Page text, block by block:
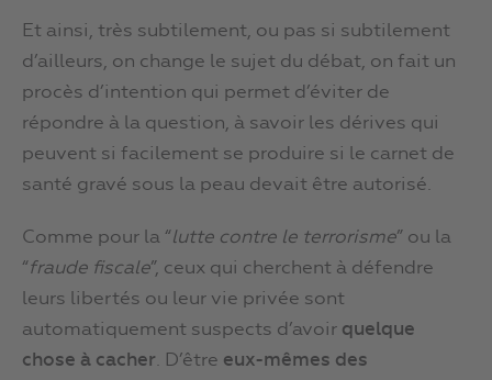
Et ainsi, très subtilement, ou pas si subtilement
d’ailleurs, on change le sujet du débat, on fait un
procès d’intention qui permet d’éviter de
répondre à la question, à savoir les dérives qui
peuvent si facilement se produire si le carnet de
santé gravé sous la peau devait être autorisé.
Comme pour la “lutte contre le terrorisme” ou la
“fraude fiscale”, ceux qui cherchent à défendre
leurs libertés ou leur vie privée sont
automatiquement suspects d’avoir quelque
chose à cacher. D’être eux-mêmes des